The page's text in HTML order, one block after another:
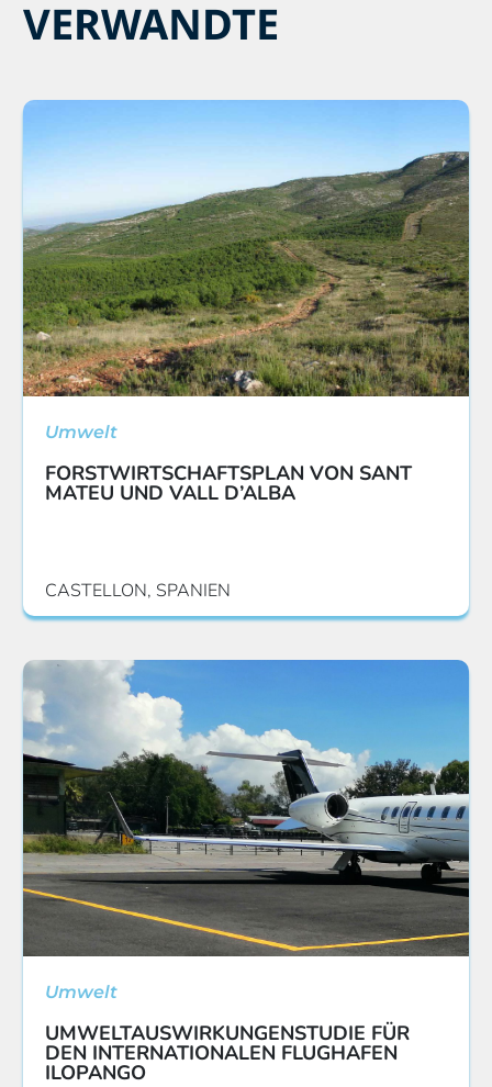
VERWANDTE
Umwelt
FORSTWIRTSCHAFTSPLAN VON SANT
MATEU UND VALL D’ALBA
CASTELLON, SPANIEN
Umwelt
UMWELTAUSWIRKUNGENSTUDIE FÜR
DEN INTERNATIONALEN FLUGHAFEN
ILOPANGO